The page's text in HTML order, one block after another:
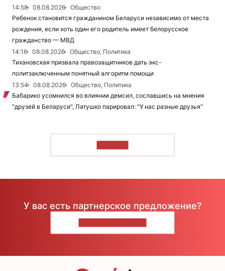
14:58
08.08.2026
Общество
Ребенок становится гражданином Беларуси независимо от места
рождения, если хоть один его родитель имеет белорусское
гражданство — МВД
14:16
08.08.2026
Общество, Политика
Тихановская призвала правозащитников дать экс-
политзаключенным понятный алгоритм помощи
13:54
08.08.2026
Общество, Политика
Бабарико усомнился во влиянии демсил, сославшись на мнения
"друзей в Беларуси", Латушко парировал: "У нас разные друзья"
У вас есть партнерское предложение?